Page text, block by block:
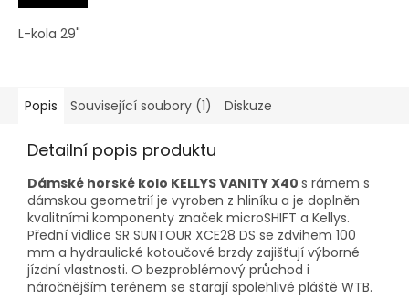
L-kola 29"
Popis Související soubory (1) Diskuze
Detailní popis produktu
Dámské horské kolo KELLYS VANITY X40 s rámem s
dámskou geometrií je vyroben z hliníku a je doplněn
kvalitními komponenty značek microSHIFT a Kellys.
Přední vidlice SR SUNTOUR XCE28 DS se zdvihem 100
mm a hydraulické kotoučové brzdy zajišťují výborné
jízdní vlastnosti. O bezproblémový průchod i
náročnějším terénem se starají spolehlivé pláště WTB.